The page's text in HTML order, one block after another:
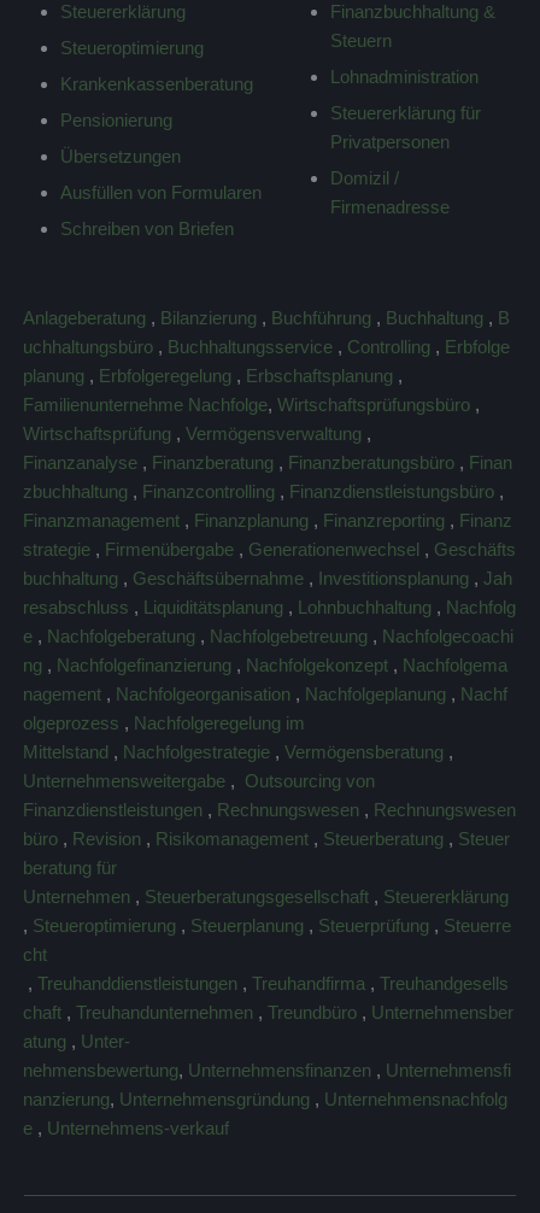
Steuererklärung
Steueroptimierung
Krankenkassenberatung
Pensionierung
Übersetzungen
Ausfüllen von Formularen
Schreiben von Briefen
Finanzbuchhaltung &
Steuern
Lohnadministration
Steuererklärung für
Privatpersonen
Domizil /
Firmenadresse
Anlageberatung , Bilanzierung , Buchführung , Buchhaltung , B
uchhaltungsbüro , Buchhaltungsservice , Controlling , Erbfolge
planung , Erbfolgeregelung , Erbschaftsplanung ,
Familienunternehme Nachfolge,Wirtschaftsprüfungsbüro ,
Wirtschaftsprüfung ,Vermögensverwaltung ,
Finanzanalyse , Finanzberatung , Finanzberatungsbüro , Finan
zbuchhaltung , Finanzcontrolling , Finanzdienstleistungsbüro ,
Finanzmanagement , Finanzplanung , Finanzreporting , Finanz
strategie , Firmenübergabe , Generationenwechsel , Geschäfts
buchhaltung , Geschäftsübernahme , Investitionsplanung ,Jah
resabschluss , Liquiditätsplanung , Lohnbuchhaltung , Nachfolg
e , Nachfolgeberatung , Nachfolgebetreuung , Nachfolgecoachi
ng , Nachfolgefinanzierung , Nachfolgekonzept , Nachfolgema
nagement , Nachfolgeorganisation , Nachfolgeplanung , Nachf
olgeprozess , Nachfolgeregelung im
Mittelstand , Nachfolgestrategie ,Vermögensberatung ,
Unternehmensweitergabe , Outsourcing von
Finanzdienstleistungen , Rechnungswesen , Rechnungswesen
büro , Revision , Risikomanagement , Steuerberatung , Steuer
beratung für
Unternehmen , Steuerberatungsgesellschaft , Steuererklärung
, Steueroptimierung , Steuerplanung , Steuerprüfung , Steuerre
cht
,Treuhanddienstleistungen ,Treuhandfirma ,Treuhandgesells
chaft ,Treuhandunternehmen ,Treundbüro , Unternehmensber
atung , Unter-
nehmensbewertung, Unternehmensfinanzen , Unternehmensfi
nanzierung, Unternehmensgründung , Unternehmensnachfolg
e , Unternehmens-verkauf